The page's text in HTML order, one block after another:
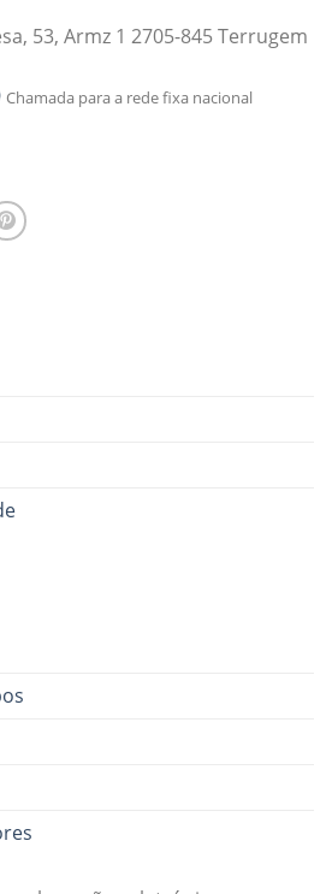
53, Armz 1 2705-845 Terrugem
Chamada para a rede fixa nacional